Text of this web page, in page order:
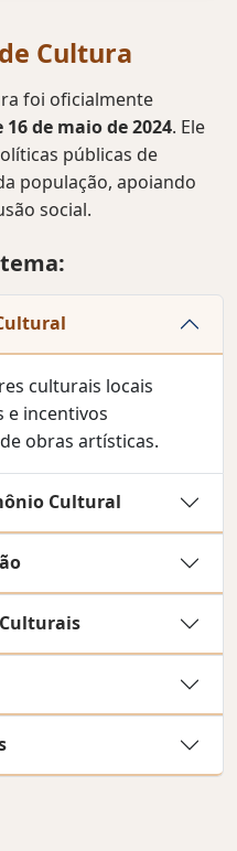
Cultura
foi oficialmente
16 de maio de 2024. Ele
públicas de
população, apoiando
social.
culturais locais
e incentivos
obras artísticas.
Cultural